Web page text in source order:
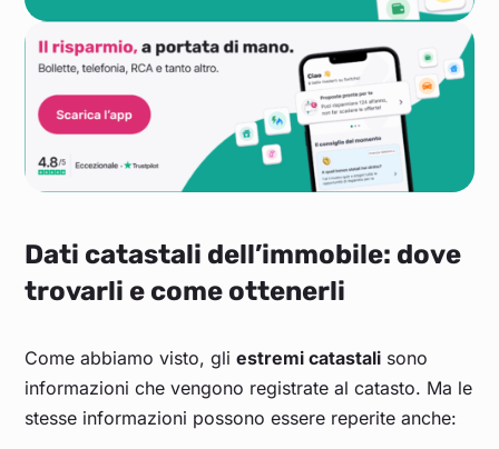
Dati catastali dell’immobile: dove
trovarli e come ottenerli
Come abbiamo visto, gliestremi catastali sono
informazioni che vengono registrate al catasto. Ma le
stesse informazioni possono essere reperite anche: